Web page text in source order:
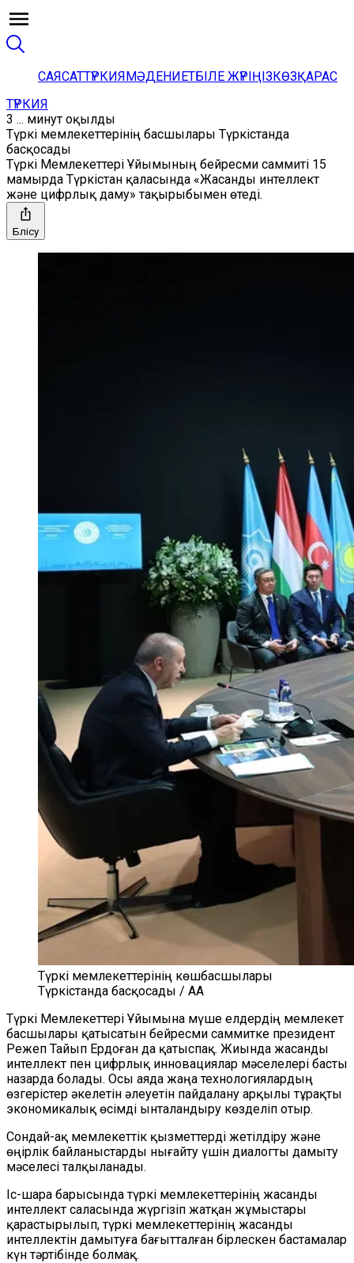
САЯСАТТҮРКИЯМӘДЕНИЕТБІЛЕ ЖҮРІҢІЗКӨЗҚАРАС
ТҮРКИЯ
3 ... минут оқылды
Түркі мемлекеттерінің басшылары Түркістанда
басқосады
Түркі Мемлекеттері Ұйымының бейресми саммиті 15
мамырда Түркістан қаласында «Жасанды интеллект
және цифрлық даму» тақырыбымен өтеді.
Бөлісу
Түркі мемлекеттерінің көшбасшылары
Түркістанда басқосады / AA
Түркі Мемлекеттері Ұйымына мүше елдердің мемлекет
басшылары қатысатын бейресми саммитке президент
Режеп Тайып Ердоған да қатыспақ. Жиында жасанды
интеллект пен цифрлық инновациялар мәселелері басты
назарда болады. Осы аяда жаңа технологиялардың
өзгерістер әкелетін әлеуетін пайдалану арқылы тұрақты
экономикалық өсімді ынталандыру көзделіп отыр.
Сондай-ақ мемлекеттік қызметтерді жетілдіру және
өңірлік байланыстарды нығайту үшін диалогты дамыту
мәселесі талқыланады.
Іс-шара барысында түркі мемлекеттерінің жасанды
интеллект саласында жүргізіп жатқан жұмыстары
қарастырылып,түркі мемлекеттерінің жасанды
интеллектін дамытуға бағытталған бірлескен бастамалар
күн тәртібінде болмақ.